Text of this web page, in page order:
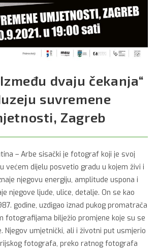
dvaju čekanja“
suvremene
Zagreb
– Arbe sisački je fotograf koji je svoj
većem dijelu posvetio gradu u kojem živi i
njegovu energiju, amplitude uspona i
njegove ljude, ulice, detalje. On se kao
godine, uzdigao iznad pukog promatrača
fotografijama bilježio promjene koje su se
Njegov umjetnički, ali i životni put usmjerio
fotografa, preko ratnog fotografa